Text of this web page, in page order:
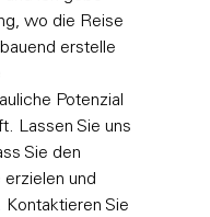
wo die Reise
erstelle
Potenzial
Lassen Sie uns
Sie den
und
Kontaktieren Sie